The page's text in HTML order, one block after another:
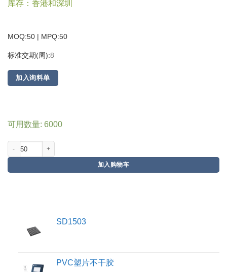
库存：香港和深圳
MOQ:50 | MPQ:50
标准交期(周):8
加入询料单
可用数量: 6000
加入购物车
SD1503
PVC塑片不干胶